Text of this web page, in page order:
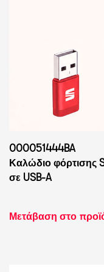
000051444BA
Καλώδιο φόρτισης
σε USB-A
Μετάβαση στο